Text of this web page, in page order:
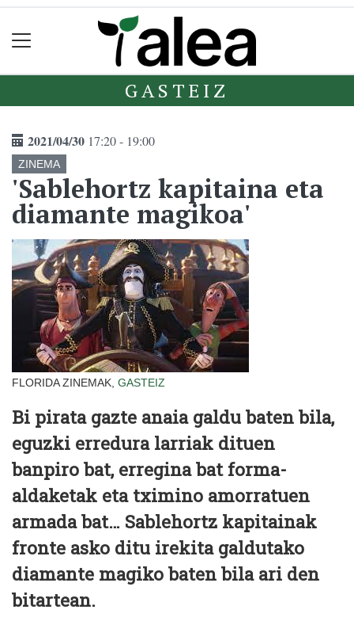
GASTEIZ
2021/04/30 17:20 - 19:00
ZINEMA
'Sablehortz kapitaina eta
diamante magikoa'
FLORIDA ZINEMAK, GASTEIZ
Bi pirata gazte anaia galdu baten bila,
eguzki erredura larriak dituen
banpiro bat, erregina bat forma-
aldaketak eta tximino amorratuen
armada bat… Sablehortz kapitainak
fronte asko ditu irekita galdutako
diamante magiko baten bila ari den
bitartean.